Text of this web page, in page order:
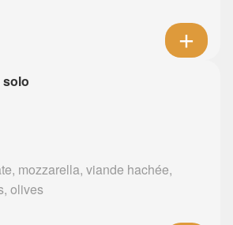
solo
mozzarella, viande hachée,
olives